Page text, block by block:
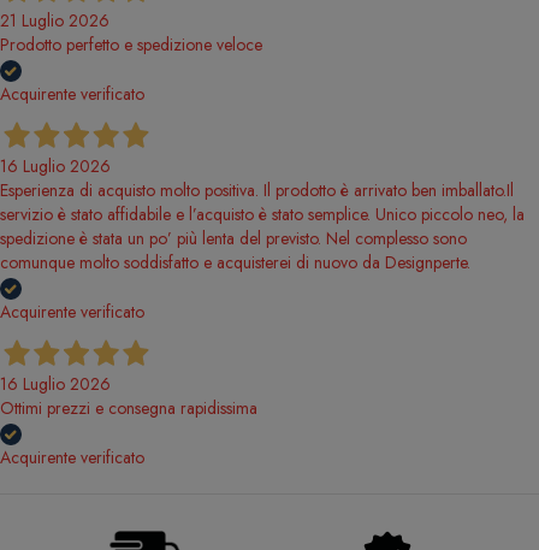
21 Luglio 2026
Prodotto perfetto e spedizione veloce
Acquirente verificato
16 Luglio 2026
Esperienza di acquisto molto positiva. Il prodotto è arrivato ben imballato.Il
servizio è stato affidabile e l’acquisto è stato semplice. Unico piccolo neo, la
spedizione è stata un po’ più lenta del previsto. Nel complesso sono
comunque molto soddisfatto e acquisterei di nuovo da Designperte.
Acquirente verificato
16 Luglio 2026
Ottimi prezzi e consegna rapidissima
Acquirente verificato